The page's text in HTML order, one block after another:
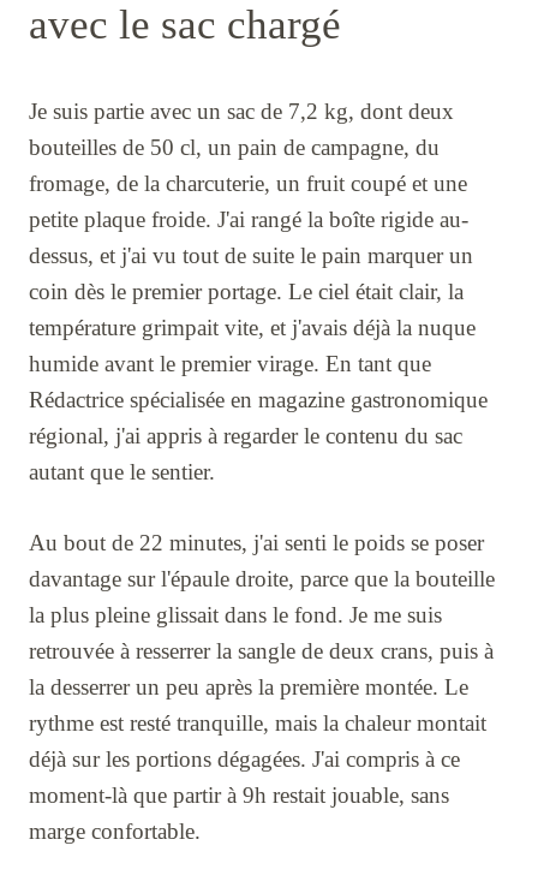
avec le sac chargé
Je suis partie avec un sac de 7,2 kg, dont deux
bouteilles de 50 cl, un pain de campagne, du
fromage, de la charcuterie, un fruit coupé et une
petite plaque froide. J'ai rangé la boîte rigide au-
dessus, et j'ai vu tout de suite le pain marquer un
coin dès le premier portage. Le ciel était clair, la
température grimpait vite, et j'avais déjà la nuque
humide avant le premier virage. En tant que
Rédactrice spécialisée en magazine gastronomique
régional, j'ai appris à regarder le contenu du sac
autant que le sentier.
Au bout de 22 minutes, j'ai senti le poids se poser
davantage sur l'épaule droite, parce que la bouteille
la plus pleine glissait dans le fond. Je me suis
retrouvée à resserrer la sangle de deux crans, puis à
la desserrer un peu après la première montée. Le
rythme est resté tranquille, mais la chaleur montait
déjà sur les portions dégagées. J'ai compris à ce
moment-là que partir à 9h restait jouable, sans
marge confortable.